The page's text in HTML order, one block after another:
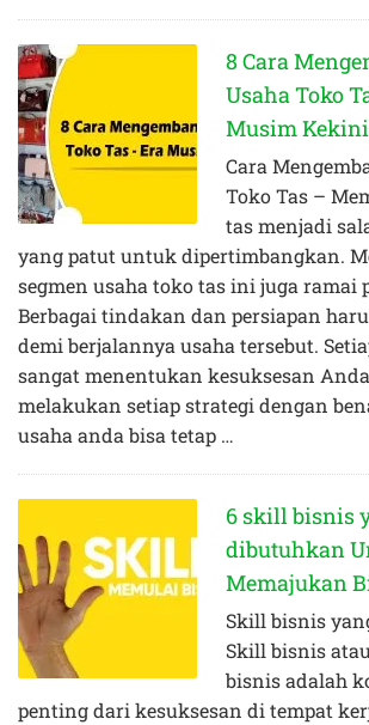
8 Cara
Usaha Toko
Musim
Cara
Toko Tas –
tas menjadi
yang patut untuk dipertimbangkan.
segmen usaha toko tas ini juga ramai
Berbagai tindakan dan persiapan
demi berjalannya usaha tersebut.
sangat menentukan kesuksesan
melakukan setiap strategi dengan
usaha anda bisa tetap …
6 skill bisnis
dibutuhkan
Memajukan
Skill bisnis
Skill bisnis
bisnis adalah
penting dari kesuksesan di tempat